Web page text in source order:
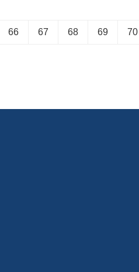
66 67 68 69 70